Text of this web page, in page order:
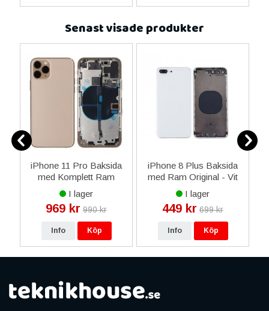
Senast visade produkter
iPhone 11 Pro Baksida
med Komplett Ram
Premium OEM - Guld
I lager
969 kr 990 kr
Info Köp
iPhone 8 Plus Baksida
med Ram Original - Vit
I lager
449 kr 699 kr
Info Köp